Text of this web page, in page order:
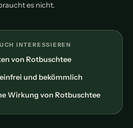
es nicht.
INTERESSIEREN
von Rotbuschtee
und bekömmlich
Wirkung von Rotbuschtee